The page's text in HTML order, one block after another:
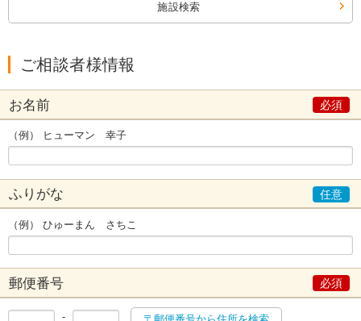
施設検索
ご相談者様情報
お名前
（例） ヒューマン 幸子
ふりがな
（例） ひゅーまん さちこ
郵便番号
-